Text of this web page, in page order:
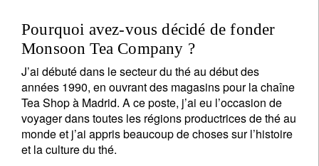
Pourquoi avez-vous décidé de fonder
Monsoon Tea Company ?
J’ai débuté dans le secteur du thé au début des
années 1990, en ouvrant des magasins pour la chaîne
Tea Shop à Madrid. A ce poste, j’ai eu l’occasion de
voyager dans toutes les régions productrices de thé au
monde et j’ai appris beaucoup de choses sur l’histoire
et la culture du thé.